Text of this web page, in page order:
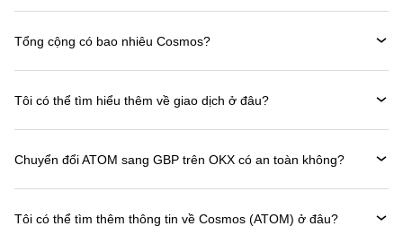
Tổng cộng có bao nhiêu Cosmos?
Tôi có thể tìm hiểu thêm về giao dịch ở đâu?
Chuyển đổi ATOM sang GBP trên OKX có an toàn không?
Tôi có thể tìm thêm thông tin về Cosmos (ATOM) ở đâu?